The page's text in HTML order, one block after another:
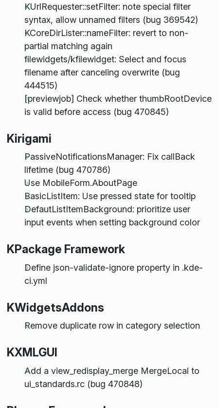
KUrlRequester::setFilter: note special filter
syntax, allow unnamed filters (bug 369542)
KCoreDirLister::nameFilter: revert to non-
partial matching again
filewidgets/kfilewidget: Select and focus
filename after canceling overwrite (bug
444515)
[previewjob] Check whether thumbRootDevice
is valid before access (bug 470845)
Kirigami
PassiveNotificationsManager: Fix callBack
lifetime (bug 470786)
Use MobileForm.AboutPage
BasicListItem: Use pressed state for tooltip
DefautListItemBackground: prioritize user
input events when setting background color
KPackage Framework
Define json-validate-ignore property in .kde-
ci.yml
KWidgetsAddons
Remove duplicate row in category selection
KXMLGUI
Add a view_redisplay_merge MergeLocal to
ui_standards.rc (bug 470848)